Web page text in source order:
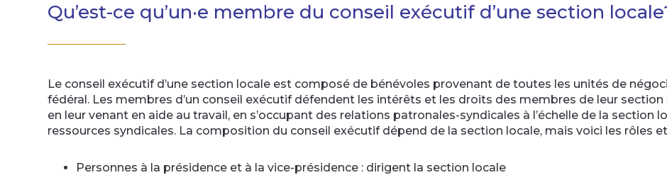
Qu’est-ce qu’un·e membre du conseil exécutif d’une section
Le conseil exécutif d’une section locale est composé de bénévoles provenant de toutes les unités de
fédéral. Les membres d’un conseil exécutif défendent les intérêts et les droits des membres de leur
en leur venant en aide au travail, en s’occupant des relations patronales-syndicales à l’échelle de la section
ressources syndicales. La composition du conseil exécutif dépend de la section locale, mais voici les rôles
Personnes à la présidence et à la vice-présidence : dirigent la section locale